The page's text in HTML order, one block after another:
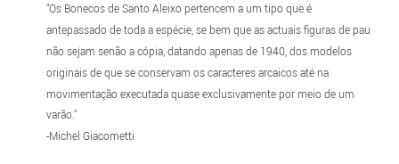
"Os Bonecos de Santo Aleixo pertencem a um tipo que é
antepassado de toda a espécie, se bem que as actuais figuras de pau
não sejam senão a cópia, datando apenas de 1940, dos modelos
originais de que se conservam os caracteres arcaicos até na
movimentação executada quase exclusivamente por meio de um
varão."
-Michel Giacometti